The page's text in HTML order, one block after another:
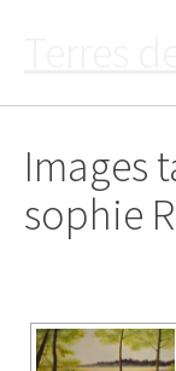
Images
sophie